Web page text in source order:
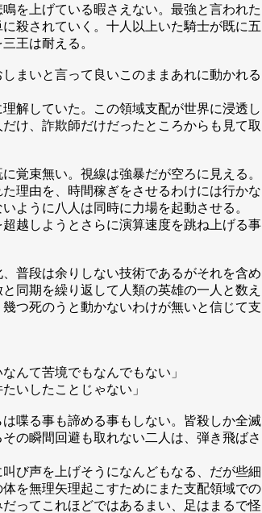
を上げている暇さえない。最強と言われた
殺されていく。十人以上いた騎士が既に五
王は耐える。
まいと言って良いこのままあれに動かれる
解していた。この領域支配が世界に浸透し
け、詐欺師だけだったところからも見て取
覚束無い。視線は強暴だが空ろに見える。
理由を、時間稼ぎをさせるわけには行かな
ように八人は同時に力場を起動させる。
越しようとさらに演算速度を跳ね上げる事
普段は余りしない技術であるがそれを含め
同期を繰り返して人類の英雄の一人と数え
つ死のうと動かないわけが無いと信じて支
んて苦境でもなんでもない」
いしたことじゃない」
喋る事も諦める事もしない。皆殺しか全滅
の瞬間回避も取れない二人は、弾き飛ばさ
び声を上げそうになんどもなる、だが些細
を無理矢理起こすためにまた支配領域での
ってこれほどではあるまい、足はまるで怪